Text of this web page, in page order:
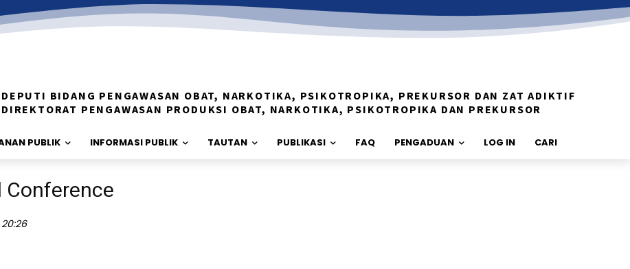
DEPUTI BIDANG PENGAWASAN OBAT, NARKOTIKA, PSIKOTROPIKA, PREKURSOR DAN ZAT ADIKTIF
DIREKTORAT PENGAWASAN PRODUKSI OBAT, NARKOTIKA, PSIKOTROPIKA DAN PREKURSOR
PUBLIK INFORMASI PUBLIK TAUTAN PUBLIKASI FAQ PENGADUAN LOG IN CARI
Conference